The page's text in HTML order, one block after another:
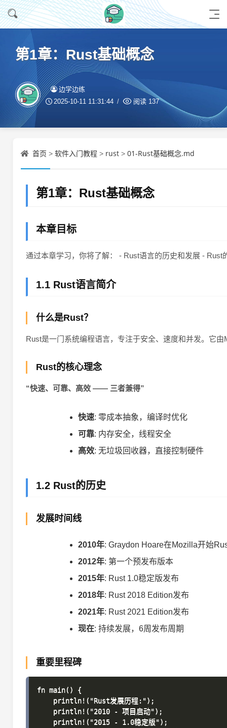
第1章：Rust基础概念
边学边练
2025-10-11 11:31:44 阅读 137
首页 > 软件入门教程 > rust > 01-Rust基础概念.md
第1章：Rust基础概念
本章目标
通过本章学习，你将了解： - Rust语言的历史和发展 -
1.1 Rust语言简介
什么是Rust？
Rust是一门系统编程语言，专注于安全、速度和并发。它
Rust的核心理念
“快速、可靠、高效 —— 三者兼得”
快速: 零成本抽象，编译时优化
可靠: 内存安全，线程安全
高效: 无垃圾回收器，直接控制硬件
1.2 Rust的历史
发展时间线
2010年: Graydon Hoare在Mozilla开始
2012年: 第一个预发布版本
2015年: Rust 1.0稳定版发布
2018年: Rust 2018 Edition发布
2021年: Rust 2021 Edition发布
现在: 持续发展，6周发布周期
重要里程碑
fn main() {
    println!("Rust发展历程:");
    println!("2010 - 项目启动");
    println!("2015 - 1.0稳定版");